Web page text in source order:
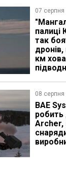
07 серпня
палиці
так
км
08 серпня
BAE
робить
Archer,